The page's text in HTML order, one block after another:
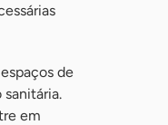
de
em